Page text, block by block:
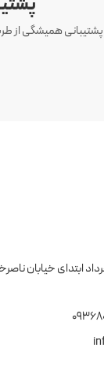
پشتیبانی همیشگی از
ابتدای خیابان